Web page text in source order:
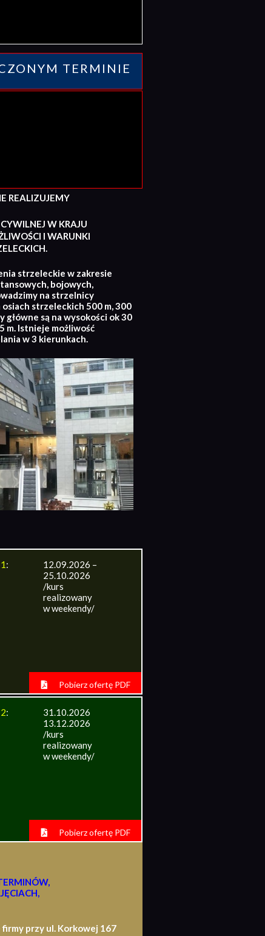
TERMINIE
W KRAJU
I WARUNKI
strzeleckie w zakresie
bojowych,
na strzelnicy
osiach strzeleckich 500 m, 300
główne są na wysokości ok 30
m. Istnieje możliwość
w 3 kierunkach.
1:
12.09.2026 –
25.10.2026
/kurs
realizowany
w weekendy/
Pobierz ofertę PDF
2:
31.10.2026
13.12.2026
/kurs
realizowany
w weekendy/
Pobierz ofertę PDF
przy ul. Korkowej 167